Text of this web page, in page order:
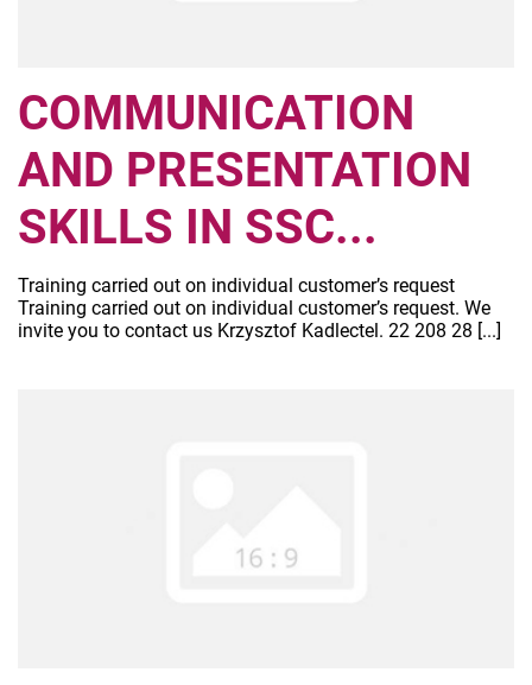
COMMUNICATION
AND PRESENTATION
SKILLS IN SSC...
Training carried out on individual customer’s request
Training carried out on individual customer’s request. We
invite you to contact us Krzysztof Kadlectel. 22 208 28 [...]